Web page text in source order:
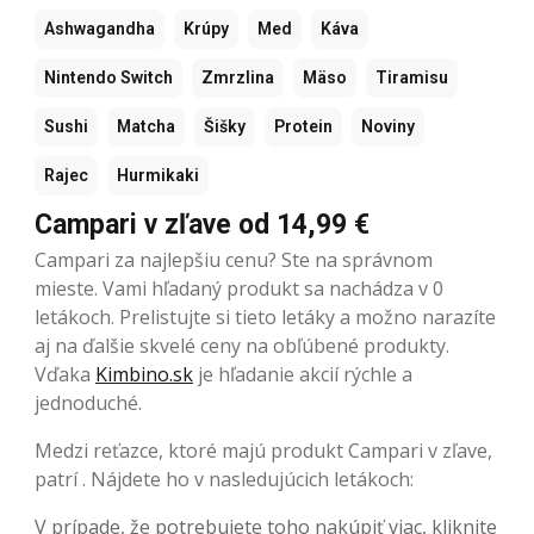
Ashwagandha Krúpy Med Káva
Nintendo Switch Zmrzlina Mäso Tiramisu
Sushi Matcha Šišky Protein Noviny
Rajec Hurmikaki
Campari v zľave od 14,99 €
Campari za najlepšiu cenu? Ste na správnom
mieste. Vami hľadaný produkt sa nachádza v 0
letákoch. Prelistujte si tieto letáky a možno narazíte
aj na ďalšie skvelé ceny na obľúbené produkty.
Vďaka Kimbino.sk je hľadanie akcií rýchle a
jednoduché.
Medzi reťazce, ktoré majú produkt Campari v zľave,
patrí . Nájdete ho v nasledujúcich letákoch:
V prípade, že potrebujete toho nakúpiť viac, kliknite